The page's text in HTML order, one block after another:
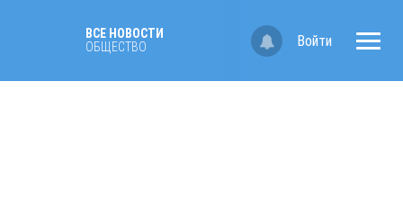
ВСЕ НОВОСТИ
ОБЩЕСТВО
Войти